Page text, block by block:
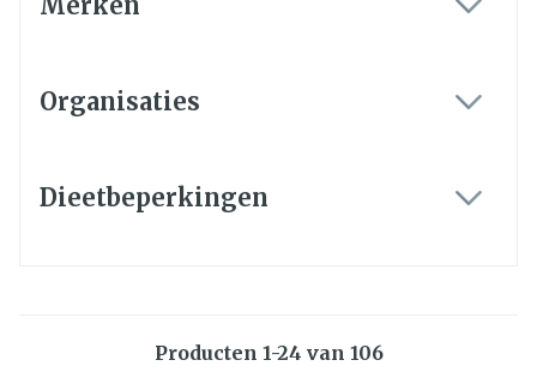
Organisaties
Dieetbeperkingen
Producten 1-24 van 106